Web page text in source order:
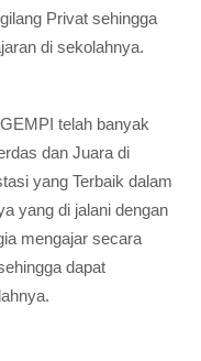
Privat sehingga
di sekolahnya.
telah banyak
dan Juara di
yang Terbaik dalam
yang di jalani dengan
mengajar secara
dapat